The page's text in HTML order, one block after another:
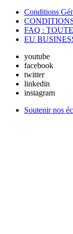
Conditions
FAQ :
EU
youtube
facebook
twitter
linkedin
instagram
Soutenir nos